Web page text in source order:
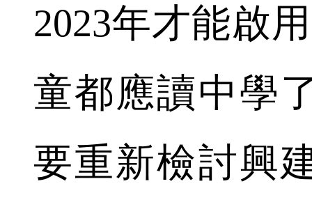
2023年才能啟
童都應讀中學
要重新檢討興